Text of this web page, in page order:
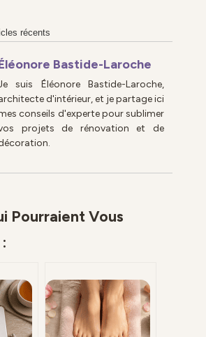
récents
Bastide-Laroche
suis Éléonore Bastide-Laroche,
d'intérieur, et je partage ici
conseils d'experte pour sublimer
projets de rénovation et de
Pourraient Vous